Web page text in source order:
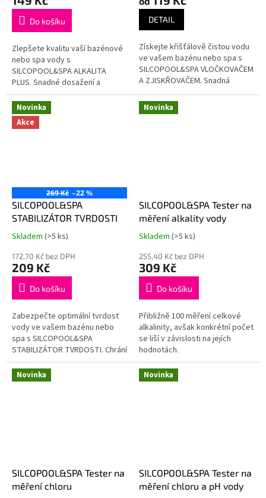
je
5,0
hvězdiček.
Do košíku
Zlepšete kvalitu vaší bazénové
nebo spa vody s
SILCOPOOL&SPA ALKALITA
PLUS. Snadné dosažení a
udržení optimální alkalinity pro
bezpečné koupání.
je
hvězdiček.
DETAIL
Získejte křišťálově čistou vodu
ve vašem bazénu nebo spa s
SILCOPOOL&SPA VLOČKOVAČEM
A ZJISKŘOVAČEM. Snadná
aplikace pro okamžité zlepšení
jasnosti.
Novinka
Akce
269 Kč –22 %
SILCOPOOL&SPA
STABILIZÁTOR TVRDOSTI
Průměrné
produktu
je
5,0
hvězdiček.
Skladem (>5 ks)
172,70 Kč bez DPH
209 Kč
Do košíku
Zabezpečte optimální tvrdost
vody ve vašem bazénu nebo
spa s SILCOPOOL&SPA
STABILIZÁTOR TVRDOSTI. Chrání
zařízení a zlepšuje kvalitu
koupání.
Novinka
SILCOPOOL&SPA Tester na
měření alkality vody
Průměrné
produktu
je
5,0
hvězdiček.
Skladem (>5 ks)
255,40 Kč bez DPH
309 Kč
Do košíku
Přibližně 100 měření celkové
alkalinity, avšak konkrétní počet
se liší v závislosti na jejích
hodnotách.
Novinka
SILCOPOOL&SPA Tester na
měření chloru
Novinka
SILCOPOOL&SPA Tester na
měření chloru a pH vody